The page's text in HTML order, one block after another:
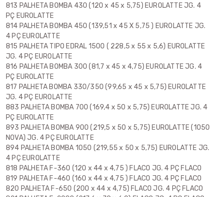
813 PALHETA BOMBA 430 (120 x 45 x 5,75) EUROLATTE JG. 4
PÇ EUROLATTE
814 PALHETA BOMBA 450 (139,51 x 45 X 5,75 ) EUROLATTE JG.
4 PÇ EUROLATTE
815 PALHETA TIPO EDRAL 1500 ( 228,5 x 55 x 5,6) EUROLATTE
JG. 4 PÇ EUROLATTE
816 PALHETA BOMBA 300 (81,7 x 45 x 4,75) EUROLATTE JG. 4
PÇ EUROLATTE
817 PALHETA BOMBA 330/350 (99,65 x 45 x 5,75) EUROLATTE
JG. 4 PÇ EUROLATTE
883 PALHETA BOMBA 700 (169,4 x 50 x 5,75) EUROLATTE JG. 4
PÇ EUROLATTE
893 PALHETA BOMBA 900 (219,5 x 50 x 5,75) EUROLATTE (1050
NOVA) JG. 4 PÇ EUROLATTE
894 PALHETA BOMBA 1050 (219,55 x 50 x 5,75) EUROLATTE JG.
4 PÇ EUROLATTE
818 PALHETA F-360 (120 x 44 x 4,75 ) FLACO JG. 4 PÇ FLACO
819 PALHETA F-460 (160 x 44 x 4,75 ) FLACO JG. 4 PÇ FLACO
820 PALHETA F-650 (200 x 44 x 4,75) FLACO JG. 4 PÇ FLACO